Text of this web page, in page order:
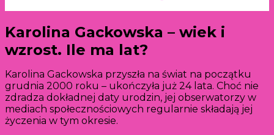
Karolina Gackowska – wiek i
wzrost. Ile ma lat?
Karolina Gackowska przyszła na świat na początku
grudnia 2000 roku – ukończyła już 24 lata. Choć nie
zdradza dokładnej daty urodzin, jej obserwatorzy w
mediach społecznościowych regularnie składają jej
życzenia w tym okresie.